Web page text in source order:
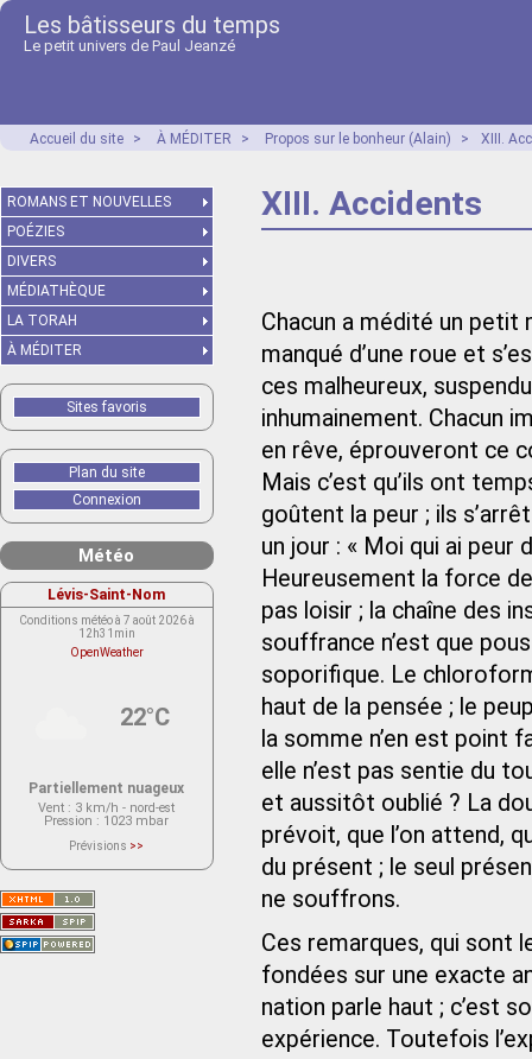
Les bâtisseurs du temps
Le petit univers de Paul Jeanzé
Accueil du site > À MÉDITER > Propos sur le bonheur (Alain) > XIII.
XIII. Accidents
Chacun a médité un petit
manqué d’une roue et
ces malheureux,
inhumaine­ment. Chacun
en rêve, éprouveront ce
Mais c’est qu’ils ont
goûtent la peur ; ils
un jour : « Moi qui ai peur
Heureusement la force
pas loisir ; la chaîne des
souffrance n’est que
soporifique. Le
haut de la pensée ; le
la somme n’en est point
elle n’est pas sentie du
et aussitôt oublié ? La
prévoit, que l’on attend,
du présent ; le seul
ne souffrons.
Ces remarques, qui sont
fondées sur une exacte
nation parle haut ; c’est
expérience. Toutefois
ROMANS ET NOUVELLES
POÉZIES
DIVERS
MÉDIATHÈQUE
LA TORAH
À MÉDITER
Sites favoris
Plan du site
Connexion
Météo
Lévis-Saint-Nom
Conditions météo à 7 août 2026 à
12h31min
OpenWeather
22°C
Partiellement nuageux
Vent : 3 km/h - nord-est
Pression : 1023 mbar
Prévisions >>
actuellement aucune prévision
Saint-Nom.
Veuillez consulter le message du
service ci-dessous.
(401 - Invalid API key. Please see
https://openweathermap.org/faq#error401